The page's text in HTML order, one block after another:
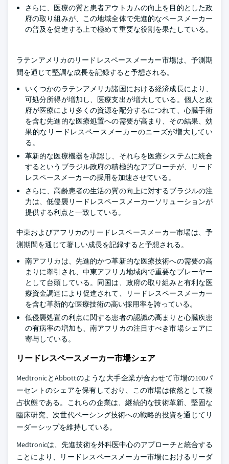
さらに、医療の質と患者アウトカムの向上を目的とした政
府の取り組みが、この地域全体で先進的なペースメーカー
の普及を促進する上で極めて重要な役割を果たしている。
ラテンアメリカのリードレスペースメーカー市場は、予測期
間を通じて堅調な成長を記録すると予想される。
いくつかのラテンアメリカ諸国における経済成長により、
可処分所得が増加し、医療支出が増大している。個人と政
府が医療により多くの資源を配分するにつれて、心臓手術
を含む先進的な医療処置への需要が高まり、その結果、効
果的なリードレスペースメーカーのニーズが増大してい
る。
革新的な医療機器を承認し、それらを医療システムに統合
するというブラジル政府の積極的なアプローチが、リード
レスペースメーカーの採用を加速させている。
さらに、高齢患者の生活の質の向上に対するブラジルの注
力は、低侵襲リードレスペースメーカーソリューションが
提供する利点と一致している。
中東およびアフリカのリードレスペースメーカー市場は、予
測期間を通じて著しい成長を記録すると予想される。
南アフリカは、先進的かつ革新的な医療技術への需要の高
まりに牽引され、中東アフリカ地域内で重要なプレーヤー
として台頭している。同国は、政府の取り組みと有利な医
療資金調達により促進されて、リードレスペースメーカー
を含む革新的な医療技術の高い採用率を誇っている。
低侵襲処置の利点に関する患者の認識の高まりと心臓疾患
の有病率の増加も、南アフリカの注目すべき市場シェアに
寄与している。
リードレスペースメーカー市場シェア
MedtronicとAbbottのような大手企業が合わせて市場の100パ
ーセントのシェアを保有しており、この市場は依然として複
占状態である。これらの企業は、継続的な技術革新、堅固な
臨床研究、次世代ペーシング技術への戦略的投資を通じてリ
ーダーシップを維持している。
Medtronicは、先進技術を外科医中心のアプローチと統合する
ことにより、リードレスペースメーカー市場におけるリーダ